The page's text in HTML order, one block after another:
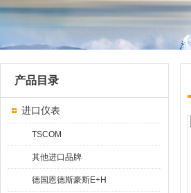
产品目录
进口仪表
TSCOM
其他进口品牌
德国恩德斯豪斯E+H